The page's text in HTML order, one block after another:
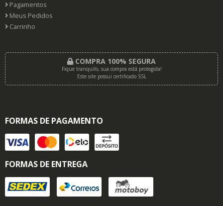
Pagamentos
Meus Pedidos
Carrinho
COMPRA 100% SEGURA
Fique tranquilo, sua compra está protegida!
Este site possui certificado SSL
FORMAS DE PAGAMENTO
FORMAS DE ENTREGA